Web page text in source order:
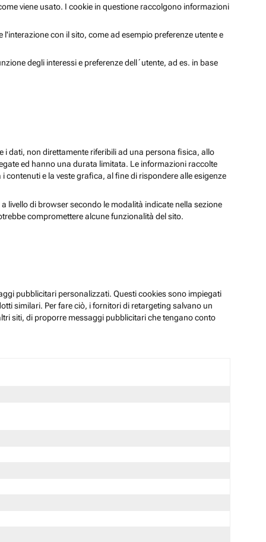
viene usato. I cookie in questione raccolgono informazioni
con il sito, come ad esempio preferenze utente e
degli interessi e preferenze dell´utente, ad es. in base
i dati, non direttamente riferibili ad una persona fisica, allo
ed hanno una durata limitata. Le informazioni raccolte
e la veste grafica, al fine di rispondere alle esigenze
livello di browser secondo le modalità indicate nella sezione
compromettere alcune funzionalità del sito.
pubblicitari personalizzati. Questi cookies sono impiegati
similari. Per fare ciò, i fornitori di retargeting salvano un
siti, di proporre messaggi pubblicitari che tengano conto